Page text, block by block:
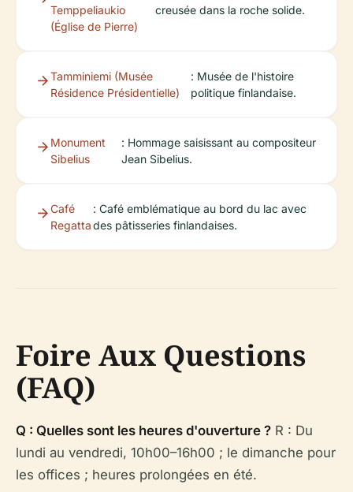
Temppeliaukio
(Église de Pierre)
creusée dans la roche solide.
Tamminiemi (Musée
Résidence Présidentielle)
: Musée de l'histoire
politique finlandaise.
Monument
Sibelius
: Hommage saisissant au compositeur
Jean Sibelius.
Café
Regatta
: Café emblématique au bord du lac avec
des pâtisseries finlandaises.
Foire Aux Questions
(FAQ)
Q : Quelles sont les heures d'ouverture ? R : Du
lundi au vendredi, 10h00–16h00 ; le dimanche pour
les offices ; heures prolongées en été.